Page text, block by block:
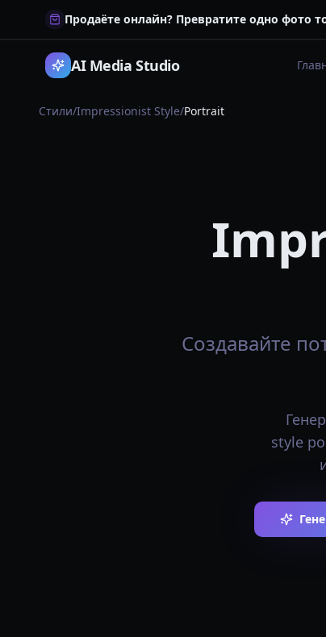
Продаёте онлайн? Превратите одно фото
AI Media Studio
Стили/Impressionist Style/Portrait
Создавайте
style